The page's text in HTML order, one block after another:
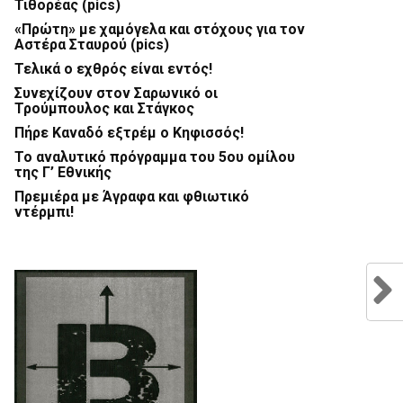
Τιθορέας (pics)
«Πρώτη» με χαμόγελα και στόχους για τον
Αστέρα Σταυρού (pics)
Τελικά ο εχθρός είναι εντός!
Συνεχίζουν στον Σαρωνικό οι
Τρούμπουλος και Στάγκος
Πήρε Καναδό εξτρέμ ο Κηφισσός!
Το αναλυτικό πρόγραμμα του 5ου ομίλου
της Γ’ Εθνικής
Πρεμιέρα με Άγραφα και φθιωτικό
ντέρμπι!